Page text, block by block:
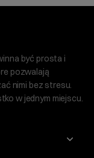
być prosta i
pozwalają
nimi bez stresu.
w jednym miejscu.